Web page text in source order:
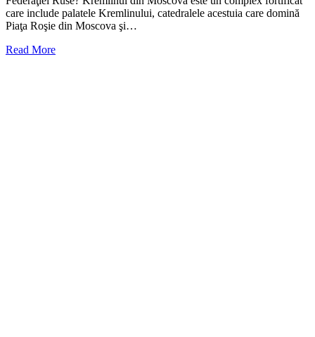
care include palatele Kremlinului, catedralele acestuia care domină
Piaţa Roşie din Moscova şi…
Read More